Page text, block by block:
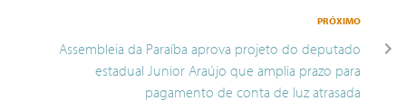
PRÓXIMO
Assembleia da Paraíba aprova projeto do deputado
estadual Junior Araújo que amplia prazo para
pagamento de conta de luz atrasada